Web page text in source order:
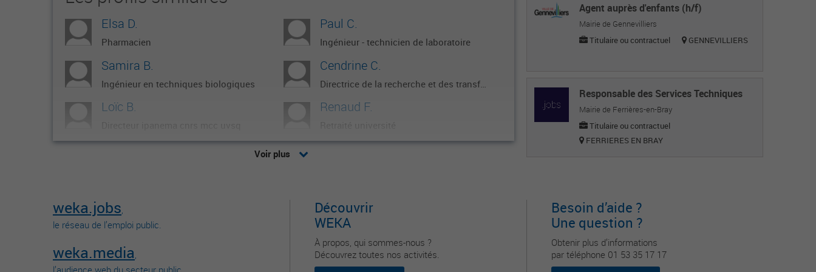
Elsa D.
Pharmacien
Paul C.
Ingénieur - technicien de laboratoire
Samira B.
Ingénieur en techniques biologiques
Cendrine C.
Loïc B. Renaud F.
Florine C. Philippe D.
Anthropologue
Voir plus
Agent auprès d'enfants (h/f)
Mairie de Gennevilliers
Titulaire ou contractuel
GENNEVILLIERS
Responsable des Services Techniques
Mairie de Ferrières-en-Bray
Titulaire ou contractuel
FERRIERES EN BRAY
weka.jobs,
le réseau de l’emploi public.
weka.media,
l’audience web du secteur public.
Découvrir
WEKA
À propos, qui sommes-nous ?
Découvrez toutes nos activités.
Besoin d’aide ?
Une question ?
Obtenir plus d’informations
par téléphone 01 53 35 17 17